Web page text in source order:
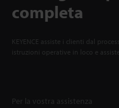
completa
KEYENCE assiste i clienti dal
istruzioni operative in loco e
Per la vostra assistenza